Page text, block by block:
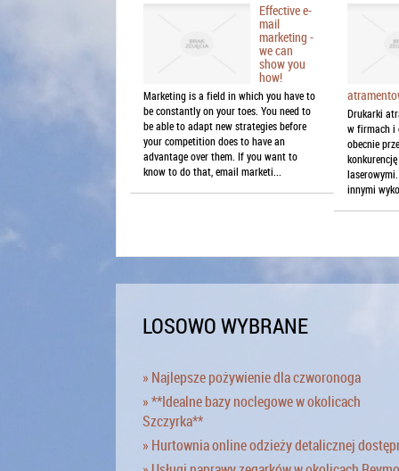
Effective e-
mail
marketing -
we can
show you
how!
Marketing is a field in which you have to
be constantly on your toes. You need to
be able to adapt new strategies before
your competition does to have an
advantage over them. If you want to
know to do that, email marketi...
Drukarki
w firmach i
obecnie
innymi
LOSOWO WYBRANE
» Najlepsze pożywienie dla czworonoga
» **Idealne bazy noclegowe w okolicach
Szczyrka**
» Hurtownia online odzieży detalicznej